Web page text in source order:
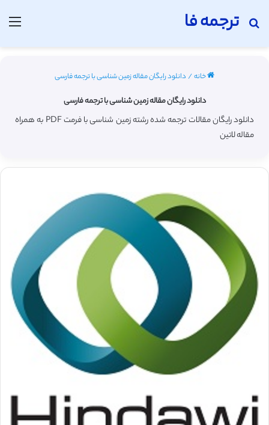
ترجمه فا
جستجو برای
خانه/ دانلود رایگان مقاله زمین شناسی با ترجمه فارسی
دانلود رایگان مقاله زمین شناسی با ترجمه فارسی
دانلود رایگان مقالات ترجمه شده رشته زمین شناسی با فرمت PDF به همراه
مقاله لاتین